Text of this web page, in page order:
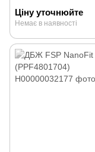
Ціну уточнюйте
Немає в наявності